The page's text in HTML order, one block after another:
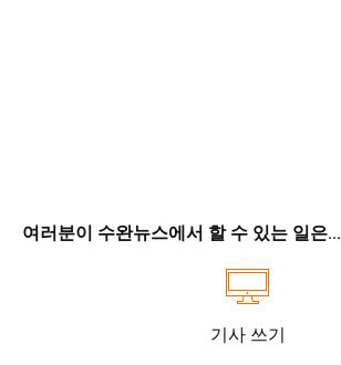
여러분이 수완뉴스에서 할 수 있는 일은...
기사 쓰기